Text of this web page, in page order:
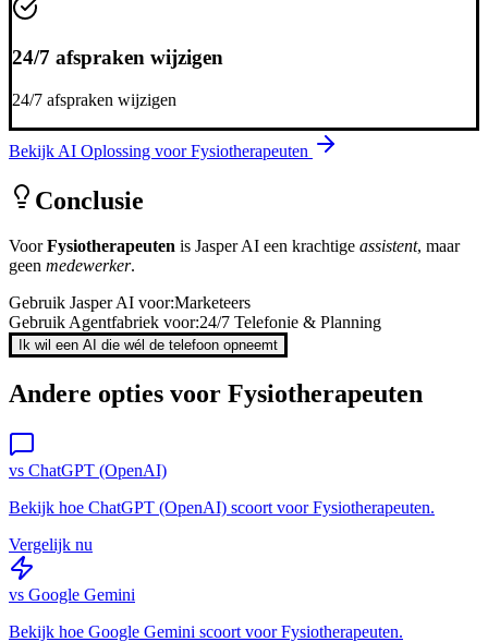
24/7 afspraken wijzigen
24/7 afspraken wijzigen
Bekijk AI Oplossing voorFysiotherapeuten
Conclusie
VoorFysiotherapeuten is Jasper AI een krachtige assistent, maar
geen medewerker.
Gebruik Jasper AI voor:Marketeers
Gebruik Agentfabriek voor:24/7 Telefonie & Planning
Ik wil een AI die wél de telefoon opneemt
Andere opties voor Fysiotherapeuten
vs ChatGPT (OpenAI)
Bekijk hoe ChatGPT (OpenAI) scoort voorFysiotherapeuten.
Vergelijk nu
vs Google Gemini
Bekijk hoe Google Gemini scoort voorFysiotherapeuten.